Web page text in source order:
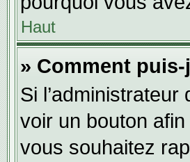
Haut
» Comment
Si
voir un bouton
vous souhaitez